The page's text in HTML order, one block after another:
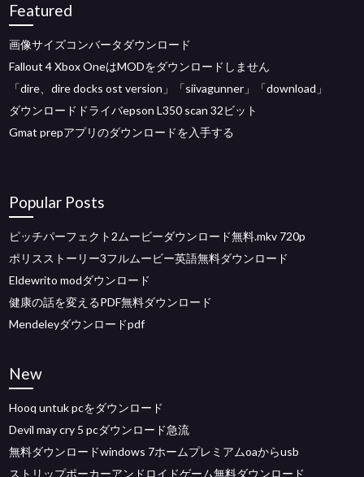
Featured
画像サイズコンバータダウンロード
Fallout 4 Xbox OneはMODをダウンロードしません
「dire、dire docks ost version」「siivagunner」「download」
ダウンロードドライバepson L350 scan 32ビット
Gmat prepアプリのダウンロードを入手する
Popular Posts
ピッチパーフェクト2ムービーダウンロード無料.mkv 720p
ポリスストーリー3フルムービー英語無料ダウンロード
Eldewrito modダウンロード
健康の話を変えるPDF無料ダウンロード
Mendeleyダウンロードpdf
New
Hooq untuk pcをダウンロード
Devil may cry 5 pcダウンロード急流
無料ダウンロードwindows 7ホームプレミアムoaからusb
ストリップポーカーアンドロイドゲーム無料ダウンロード